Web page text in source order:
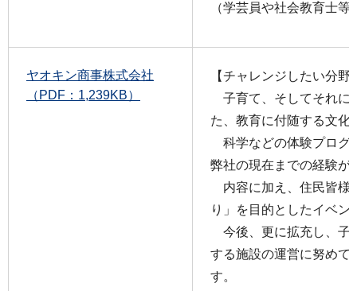
（学芸員や社会教育士
ヤオキン商事株式会社
（PDF：1,239KB）
【チャレンジしたい分野
子育て、そしてそれに
た、教育に付随する文化
科学などの体験プログ
弊社の現在までの経験が
内容に加え、住民皆様
り」を目的としたイベン
今後、更に拡充し、子
する施設の運営に努めて
す。